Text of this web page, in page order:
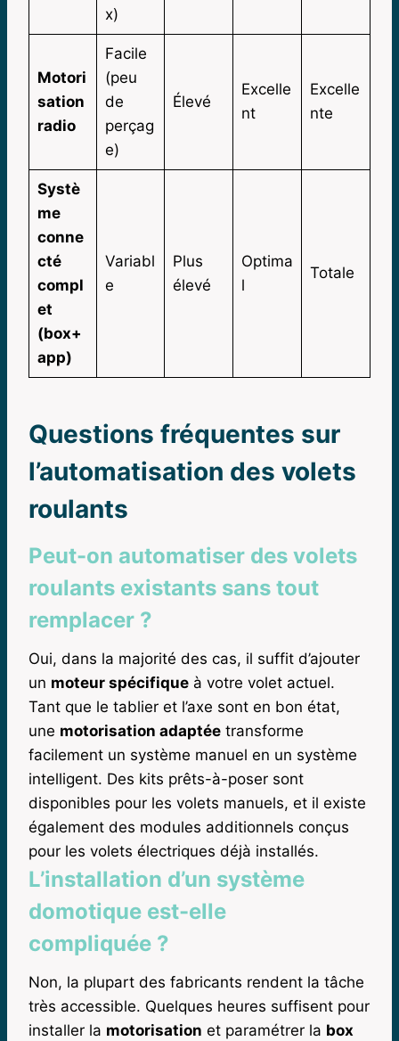
x)
Motori
sation
radio
Facile
(peu
de
perçag
e)
Élevé
Excelle
nt
Excelle
nte
Systè
me
conne
cté
compl
et
(box+
app)
Variabl
e
Plus
élevé
Optima
l
Totale
Questions fréquentes sur
l’automatisation des volets
roulants
Peut-on automatiser des volets
roulants existants sans tout
remplacer ?
Oui, dans la majorité des cas, il suffit d’ajouter
un moteur spécifique à votre volet actuel.
Tant que le tablier et l’axe sont en bon état,
une motorisation adaptée transforme
facilement un système manuel en un système
intelligent. Des kits prêts-à-poser sont
disponibles pour les volets manuels, et il existe
également des modules additionnels conçus
pour les volets électriques déjà installés.
L’installation d’un système
domotique est-elle
compliquée ?
Non, la plupart des fabricants rendent la tâche
très accessible. Quelques heures suffisent pour
installer la motorisation et paramétrer la box